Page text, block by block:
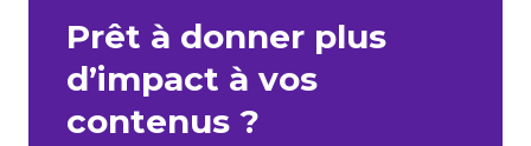
Prêt à donner plus
d’impact à vos
contenus ?